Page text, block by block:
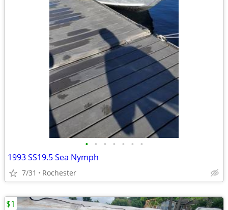
• • • • • • •
1993 SS19.5 Sea Nymph
7/31 Rochester
$1